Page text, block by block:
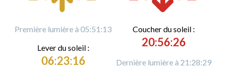
Première lumière à 05:51:13
Lever du soleil :
06:23:16
Coucher du soleil :
20:56:26
Dernière lumière à 21:28:29